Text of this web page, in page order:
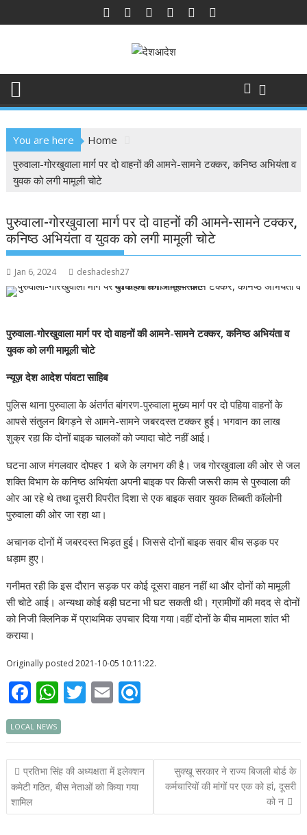
to
You are here
Home
पुरुवाला-गोरखुवाला मार्ग पर दो वाहनों की आमने-सामने टक्कर, कनिष्ठ अभियंता व
युवक को लगी मामूली चोटे
पुरुवाला-गोरखुवाला मार्ग पर दो वाहनों की आमने-सामने टक्कर,
कनिष्ठ अभियंता व युवक को लगी मामूली चोटे
Jan 6, 2024 deshadesh27
पुरुवाला-गोरखुवाला मार्ग पर दो वाहनों की आमने-सामने टक्कर, कनिष्ठ अभियंता व
युवक को लगी मामूली चोटे
न्यूज़ देश आदेश पांवटा साहिब
पुलिस थाना पुरुवाला के अंतर्गत बांगरण-पुरुवाला मुख्य मार्ग पर दो पहिया वाहनों के
आपसे संतुलन बिगड़ने से आमने-सामने जबरदस्त टक्कर हुई। भगवान का लाख
शुक्र रहा कि दोनों बाइक चालकों को ज्यादा चोटे नहीं आई।
घटना आज मंगलवार दोपहर 1 बजे के लगभग की है। जब गोरखुवाला की ओर से जल
शक्ति विभाग के कनिष्ठ अभियंता अपनी बाइक पर किसी जरूरी काम से पुरुवाला की
ओर आ रहे थे तथा दूसरी विपरीत दिशा से एक बाइक सवार युवक तिब्बती कॉलोनी
पुरुवाला की ओर जा रहा था।
अचानक दोनों में जबरदस्त भिड़त हुई। जिससे दोनों बाइक सवार बीच सड़क पर
धड़ाम हुए।
गनीमत रही कि इस दौरान सड़क पर कोई दूसरा वाहन नहीं था और दोनों को मामूली
सी चोटे आई। अन्यथा कोई बड़ी घटना भी घट सकती थी। ग्रामीणों की मदद से दोनों
को निजी क्लिनिक में प्राथमिक उपचार दिया गया।वहीं दोनों के बीच मामला शांत भी
कराया।
Originally posted 2021-10-05 10:11:22.
F
ac
e
b
o
o
k
W
h
at
s
A
p
T
itt
er
E
ai
l
i
n
d
LOCAL NEWS
Post
navigation
प्रतिभा सिंह की अध्यक्षता में इलेक्शन
कमेटी गठित, बीस नेताओं को किया गया
शामिल
सुक्खू सरकार ने राज्य बिजली बोर्ड के
कर्मचारियों की मांगों पर एक को हां, दूसरी
को न